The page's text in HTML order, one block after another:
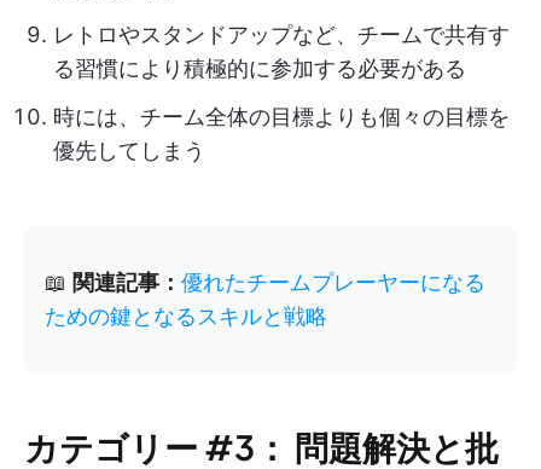
レトロやスタンドアップなど、チームで共有す
る習慣により積極的に参加する必要がある
時には、チーム全体の目標よりも個々の目標を
優先してしまう
📖 関連記事： 優れたチームプレーヤーになる
ための鍵となるスキルと戦略
カテゴリー #3： 問題解決と批